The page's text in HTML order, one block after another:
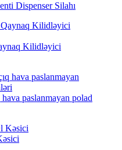
Dispenser Silahı
Kilidləyici
hava paslanmayan polad